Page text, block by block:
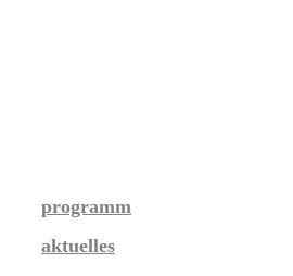
programm
aktuelles